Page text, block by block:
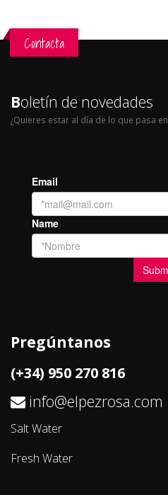
Contacta
Boletín de novedades
¿Quieres estar al día de lo que pasa en
Pregúntanos
(+34) 950 270 816
info@elpezrosa.com
Salt Water
Fresh Water